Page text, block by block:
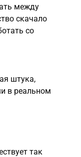
между
скачало
со
штука,
в реальном
так